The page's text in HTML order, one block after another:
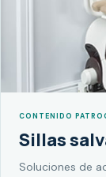
CONTENIDO
Sillas
Soluciones de